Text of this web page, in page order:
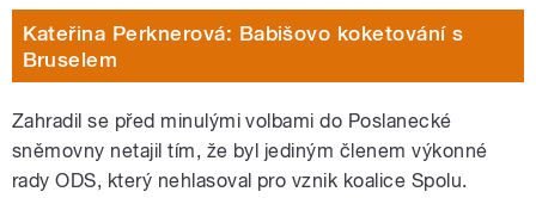
Kateřina Perknerová: Babišovo koketování s
Bruselem
Zahradil se před minulými volbami do Poslanecké
sněmovny netajil tím, že byl jediným členem výkonné
rady ODS, který nehlasoval pro vznik koalice Spolu.